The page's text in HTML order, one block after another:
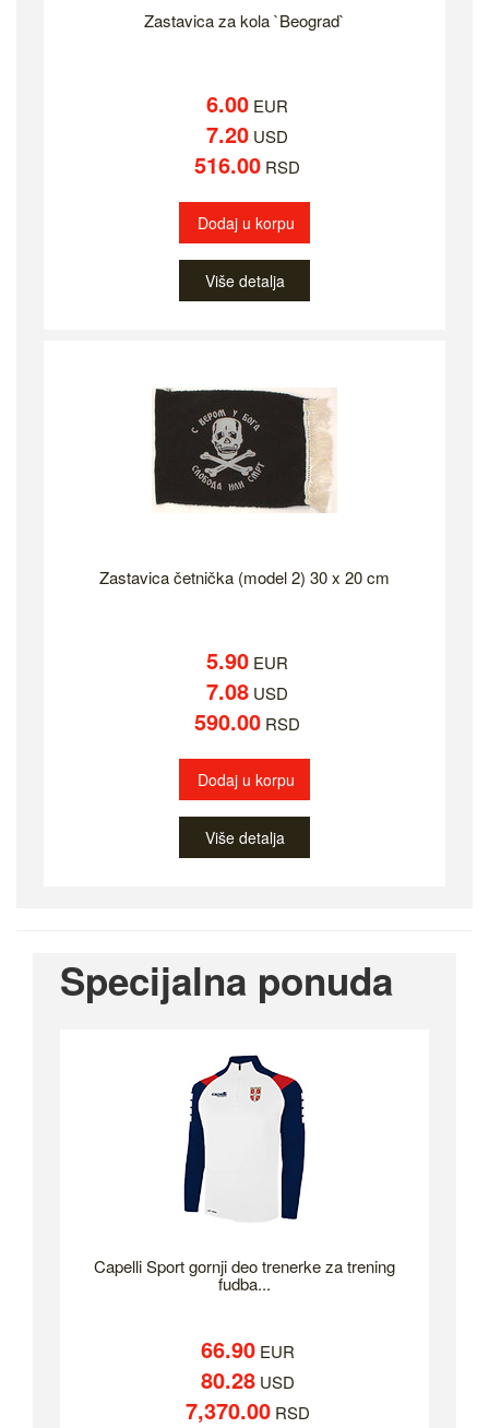
Zastavica za kola `Beograd`
6.00 EUR
7.20 USD
516.00 RSD
Dodaj u korpu
Više detalja
Zastavica četnička (model 2) 30 x 20 cm
5.90 EUR
7.08 USD
590.00 RSD
Dodaj u korpu
Više detalja
Specijalna ponuda
Capelli Sport gornji deo trenerke za trening
fudba...
66.90EUR
80.28USD
7,370.00RSD